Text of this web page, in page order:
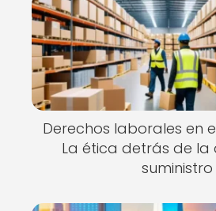
Derechos laborales en
La ética detrás de
suministro